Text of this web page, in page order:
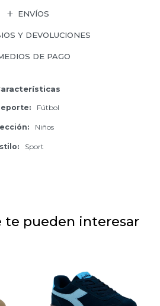
ENVÍOS
Y DEVOLUCIONES
DE PAGO
Fútbol
Niños
Sport
te pueden interesar